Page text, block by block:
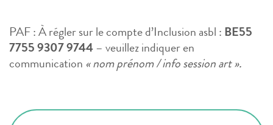
PAF : À régler sur le compte d’Inclusion asbl : BE55
7755 9307 9744 – veuillez indiquer en
communication « nom prénom /info session art ».